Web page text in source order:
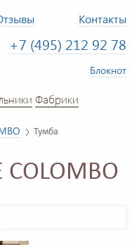
Контакты
+7 (495) 212 92 78
Блокнот
Фабрики
Тумба